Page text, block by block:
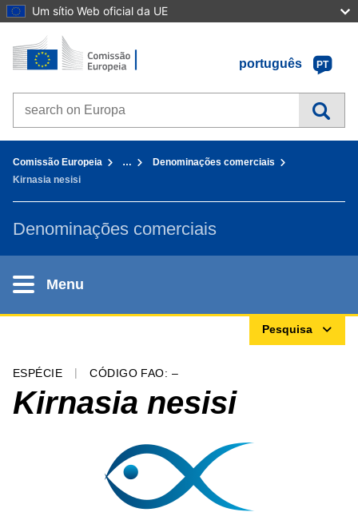
Um sítio Web oficial da UE
Ir para o conteúdo
Início - Comissão Europeia
português
PT
Search on Europa websites
Comissão Europeia …
Denominações comerciais
Kirnasia nesisi
Denominações comerciais
Menu
Pesquisa
ESPÉCIE CÓDIGO FAO: –
Kirnasia nesisi